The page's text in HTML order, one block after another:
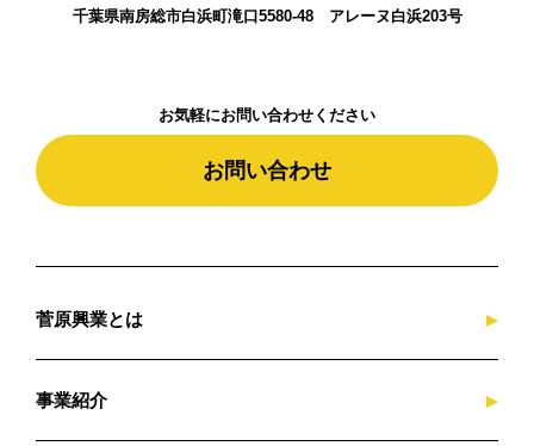
千葉県南房総市白浜町滝口5580-48 アレーヌ白浜203号
お気軽にお問い合わせください
お問い合わせ
菅原興業とは
事業紹介